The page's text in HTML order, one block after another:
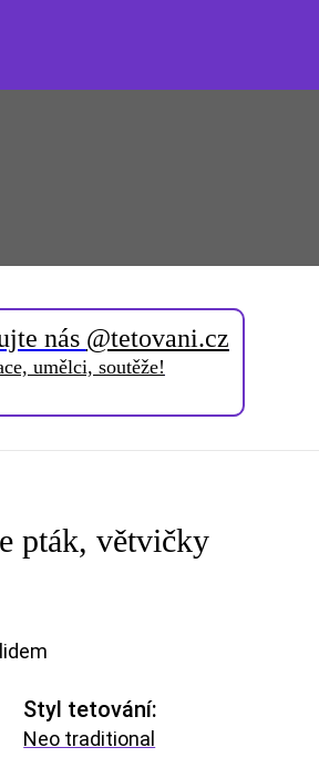
nás @tetovani.cz
umělci, soutěže!
pták, větvičky
Styl tetování:
Neo traditional